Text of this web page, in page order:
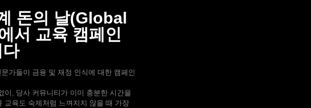
돈의 날(Global
서 교육 캠페인
가들이 금융 및 재정 인식에 대한 캠페인
, 당사 커뮤니티가 이미 충분한 시간을
교육도 숙제처럼 느껴지지 않을 때 가장